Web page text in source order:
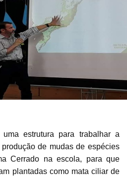
uma estrutura para trabalhar a
de mudas de espécies
Cerrado na escola, para que
plantadas como mata ciliar de